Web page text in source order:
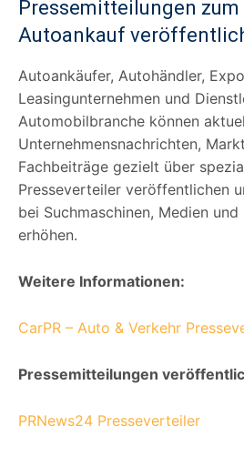
Pressemitteilungen zum
Autoankauf
Autoankäufer, Autohändler,
Leasingunternehmen und
Automobilbranche können
Unternehmensnachrichten,
Fachbeiträge gezielt über
Presseverteiler veröffentlichen
bei Suchmaschinen, Medien
erhöhen.
Weitere Informationen:
CarPR – Auto & Verkehr
Pressemitteilungen
PRNews24 Presseverteiler